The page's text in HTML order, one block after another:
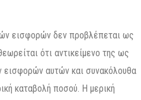
εισφορών δεν προβλέπεται ως
ότι αντικείμενο της ως
εισφορών αυτών και συνακόλουθα
καταβολή ποσού. Η μερική